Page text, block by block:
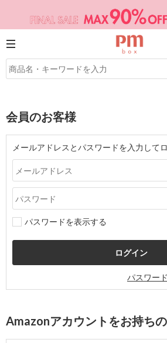
会員のお客様
メールアドレスとパスワードを入力して
パスワードを表示する
パスワー
Amazonアカウントをお持ち